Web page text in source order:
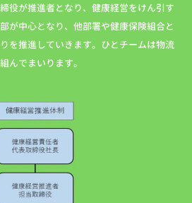
役が推進者となり、健康経営をけん引す
が中心となり、他部署や健康保険組合と
を推進していきます。ひとチームは物流
んでまいります。